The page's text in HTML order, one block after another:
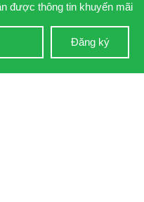
được thông tin khuyến mãi
Đăng ký